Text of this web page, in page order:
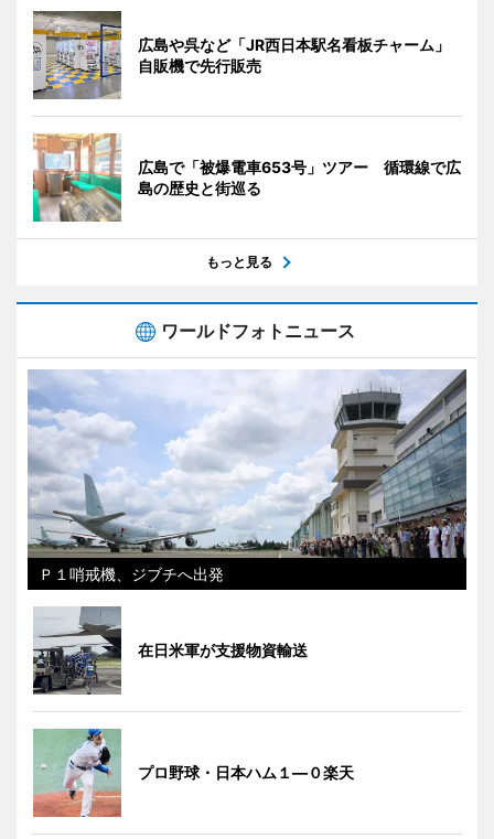
広島や呉など「JR西日本駅名看板チャーム」
自販機で先行販売
広島で「被爆電車653号」ツアー 循環線で広
島の歴史と街巡る
もっと見る
ワールドフォトニュース
Ｐ１哨戒機、ジブチへ出発
在日米軍が支援物資輸送
プロ野球・日本ハム１―０楽天